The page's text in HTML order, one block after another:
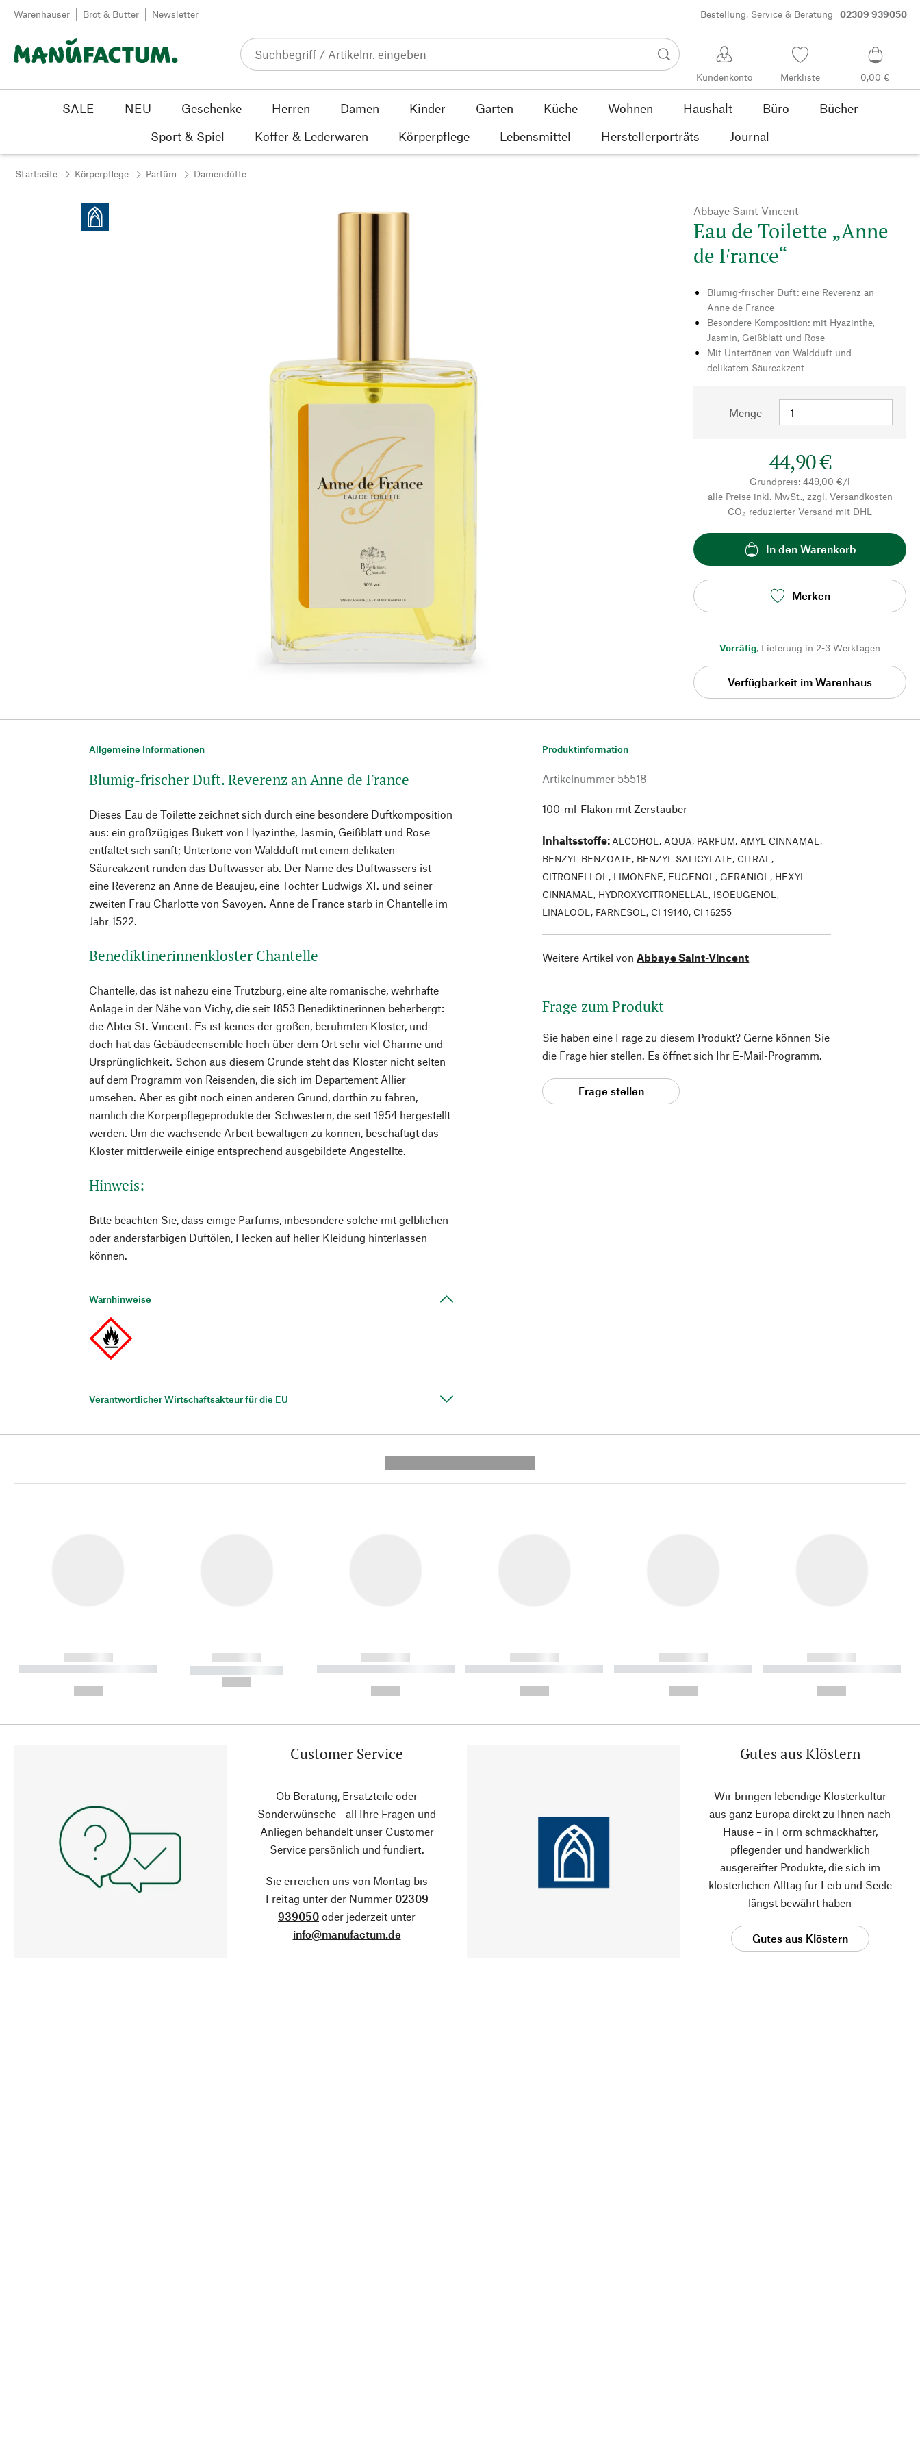
Zum Inhalt springen
Warenhäuser Brot & Butter Newsletter Bestellung, Service & Beratung 02309 939050
Kundenkonto Merkliste 0,00 €
SALE NEU Geschenke Herren Damen Kinder Garten Küche Wohnen Haushalt Büro
Bücher
Sport & Spiel
Koffer & Lederwaren Körperpflege Lebensmittel Herstellerporträts Journal
Startseite Körperpflege Parfüm Damendüfte
Abbaye Saint-Vincent
Eau de Toilette „Anne
de France“
Blumig-frischer Duft: eine Reverenz an
Anne de France
Besondere Komposition: mit Hyazinthe,
Jasmin, Geißblatt und Rose
Mit Untertönen von Waldduft und
delikatem Säureakzent
Menge
44,90 €
Grundpreis: 449,00 €/l
alle Preise inkl. MwSt., zzgl. Versandkosten
CO₂-reduzierter Versand mit DHL
In den Warenkorb
Merken
Vorrätig, Lieferung in 2-3 Werktagen
Verfügbarkeit im Warenhaus
Allgemeine Informationen
Blumig-frischer Duft. Reverenz an Anne de France
Dieses Eau de Toilette zeichnet sich durch eine besondere Duftkomposition
aus: ein großzügiges Bukett von Hyazinthe, Jasmin, Geißblatt und Rose
entfaltet sich sanft; Untertöne von Waldduft mit einem delikaten
Säureakzent runden das Duftwasser ab. Der Name des Duftwassers ist
eine Reverenz an Anne de Beaujeu, eine Tochter Ludwigs XI. und seiner
zweiten Frau Charlotte von Savoyen. Anne de France starb in Chantelle im
Jahr 1522.
Benediktinerinnenkloster Chantelle
Chantelle, das ist nahezu eine Trutzburg, eine alte romanische, wehrhafte
Anlage in der Nähe von Vichy, die seit 1853 Benediktinerinnen beherbergt:
die Abtei St. Vincent. Es ist keines der großen, berühmten Klöster, und
doch hat das Gebäudeensemble hoch über dem Ort sehr viel Charme und
Ursprünglichkeit. Schon aus diesem Grunde steht das Kloster nicht selten
auf dem Programm von Reisenden, die sich im Departement Allier
umsehen. Aber es gibt noch einen anderen Grund, dorthin zu fahren,
nämlich die Körperpflegeprodukte der Schwestern, die seit 1954 hergestellt
werden. Um die wachsende Arbeit bewältigen zu können, beschäftigt das
Kloster mittlerweile einige entsprechend ausgebildete Angestellte.
Hinweis:
Bitte beachten Sie, dass einige Parfüms, inbesondere solche mit gelblichen
oder andersfarbigen Duftölen, Flecken auf heller Kleidung hinterlassen
können.
Warnhinweise
Verantwortlicher Wirtschaftsakteur für die EU
Produktinformation
Artikelnummer 55518
100-ml-Flakon mit Zerstäuber
Inhaltsstoffe: ALCOHOL, AQUA, PARFUM, AMYL CINNAMAL,
BENZYL BENZOATE, BENZYL SALICYLATE, CITRAL,
CITRONELLOL, LIMONENE, EUGENOL, GERANIOL, HEXYL
CINNAMAL, HYDROXYCITRONELLAL, ISOEUGENOL,
LINALOOL, FARNESOL, CI 19140, CI 16255
Weitere Artikel von Abbaye Saint-Vincent
Frage zum Produkt
Sie haben eine Frage zu diesem Produkt? Gerne können Sie
die Frage hier stellen. Es öffnet sich Ihr E-Mail-Programm.
Frage stellen
------------
----------- ----------- ----------
------------
----------- -----------
------------
----------- ----------- ----------
------------
----------- ----------- ----------
------------
----------- ----------- ----------
------------
----------- ----------- ----------
Customer Service
Ob Beratung, Ersatzteile oder
Sonderwünsche - all Ihre Fragen und
Anliegen behandelt unser Customer
Service persönlich und fundiert.
Sie erreichen uns von Montag bis
Freitag unter der Nummer 02309
939050 oder jederzeit unter
info@manufactum.de
Gutes aus Klöstern
Wir bringen lebendige Klosterkultur
aus ganz Europa direkt zu Ihnen nach
Hause – in Form schmackhafter,
pflegender und handwerklich
ausgereifter Produkte, die sich im
klösterlichen Alltag für Leib und Seele
längst bewährt haben
Gutes aus Klöstern